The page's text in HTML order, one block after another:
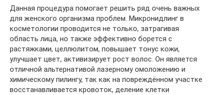
Данная процедура помогает решить ряд очень важных
для женского организма проблем. Микронидлинг в
косметологии проводится не только, затрагивая
область лица, но также эффективно борется с
растяжками, целлюлитом, повышает тонус кожи,
улучшает цвет, активизирует рост волос. Он является
отличной альтернативой лазерному омоложению и
химическому пилингу, так как на повреждённом участке
восстанавливается кровоток, деление клетки